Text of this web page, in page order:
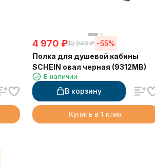
4 970 ₽10 940 ₽ -55%
Полка для душевой кабины
SCHEIN овал черная (9312MB)
В наличии
В корзину
Купить в 1 клик